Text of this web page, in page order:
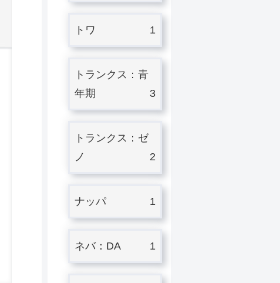
トワ 1
トランクス：青
年期
3
トランクス：ゼ
ノ
2
ナッパ 1
ネバ：DA 1